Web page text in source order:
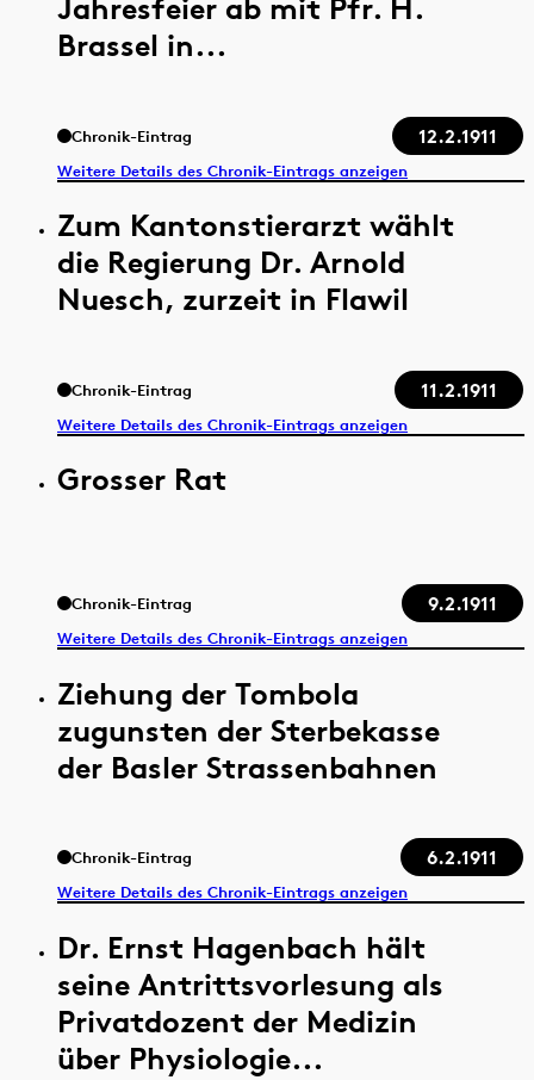
Jahresfeier ab mit Pfr. H.
Brassel in...
Chronik-Eintrag 12.2.1911
Weitere Details des Chronik-Eintrags anzeigen
Zum Kantonstierarzt wählt
die Regierung Dr. Arnold
Nuesch, zurzeit in Flawil
Chronik-Eintrag 11.2.1911
Weitere Details des Chronik-Eintrags anzeigen
Grosser Rat
Chronik-Eintrag 9.2.1911
Weitere Details des Chronik-Eintrags anzeigen
Ziehung der Tombola
zugunsten der Sterbekasse
der Basler Strassenbahnen
Chronik-Eintrag 6.2.1911
Weitere Details des Chronik-Eintrags anzeigen
Dr. Ernst Hagenbach hält
seine Antrittsvorlesung als
Privatdozent der Medizin
über Physiologie...